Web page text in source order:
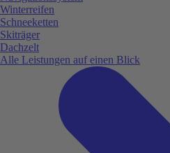
Winterreifen
Schneeketten
Skiträger
Dachzelt
Alle Leistungen auf einen Blick